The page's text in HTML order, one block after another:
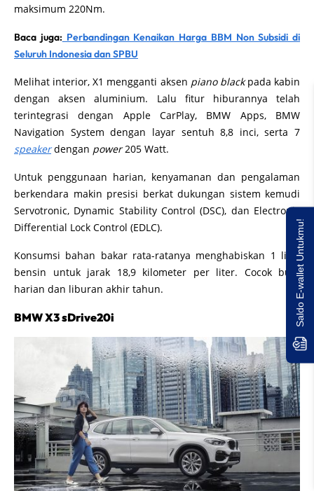
maksimum 220Nm.
Baca juga: Perbandingan Kenaikan Harga BBM Non Subsidi di
Seluruh Indonesia dan SPBU
Melihat interior, X1 mengganti aksen piano blackpada kabin
dengan aksen aluminium. Lalu fitur hiburannya telah
terintegrasi dengan Apple CarPlay, BMW Apps, BMW
Navigation System dengan layar sentuh 8,8 inci, serta 7
speakerdengan power205 Watt.
Untuk penggunaan harian, kenyamanan dan pengalaman
berkendara makin presisi berkat dukungan sistem kemudi
Servotronic, Dynamic Stability Control (DSC), dan Electronic
Differential Lock Control (EDLC).
Konsumsi bahan bakar rata-ratanya menghabiskan 1 liter
bensin untuk jarak 18,9 kilometer per liter. Cocok buat
harian dan liburan akhir tahun.
BMW X3 sDrive20i Saldo E-wallet Untukmu!